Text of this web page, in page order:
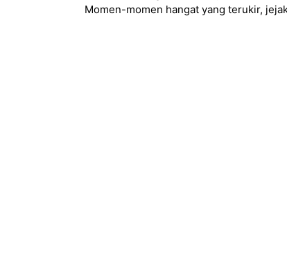
Momen-momen hangat yang terukir,